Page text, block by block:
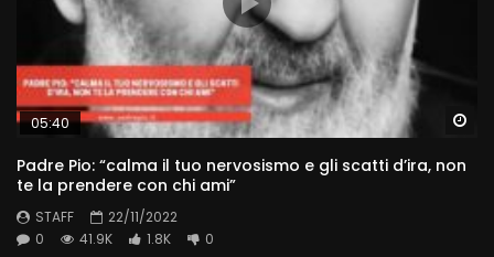
05:40
Padre Pio: “calma il tuo nervosismo e gli scatti d’ira, non
te la prendere con chi ami”
STAFF
22/11/2022
0
41.9K 1.8K 0